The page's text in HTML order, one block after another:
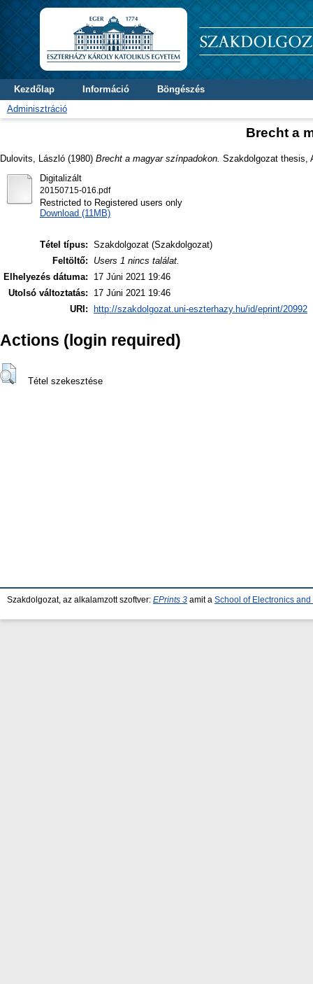
Kezdőlap Információ
Böngészés
Adminisztráció
Brecht a
Dulovits, László (1980) Brecht a magyar színpadokon. Szakdolgozat thesis,
Digitalizált
20150715-016.pdf
Restricted to Registered users only
Download (11MB)
Tétel típus: Szakdolgozat (Szakdolgozat)
Feltöltő:
Users 1 nincs találat.
Elhelyezés dátuma:
17 Júni 2021 19:46
Utolsó változtatás:
17 Júni 2021 19:46
URI:
http://szakdolgozat.uni-eszterhazy.hu/id/eprint/20992
Actions (login required)
Tétel szekesztése
Szakdolgozat, az alkalamzott szoftver: EPrints 3 amit a School of Electronics